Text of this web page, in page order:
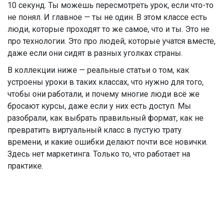
10 секунд. Ты можешь пересмотреть урок, если что-то
не понял. И главное — ты не один. В этом классе есть
люди, которые проходят то же самое, что и ты. Это не
про технологии. Это про людей, которые учатся вместе,
даже если они сидят в разных уголках страны.
В коллекции ниже — реальные статьи о том, как
устроены уроки в таких классах, что нужно для того,
чтобы они работали, и почему многие люди всё же
бросают курсы, даже если у них есть доступ. Мы
разобрали, как выбрать правильный формат, как не
превратить виртуальный класс в пустую трату
времени, и какие ошибки делают почти все новички.
Здесь нет маркетинга. Только то, что работает на
практике.